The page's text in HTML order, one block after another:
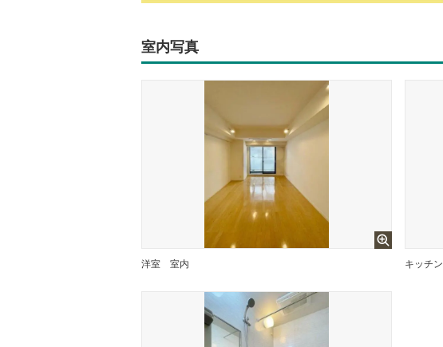
室内写真
洋室 室内 キッチン